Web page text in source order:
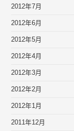
2012年7月
2012年6月
2012年5月
2012年4月
2012年3月
2012年2月
2012年1月
2011年12月